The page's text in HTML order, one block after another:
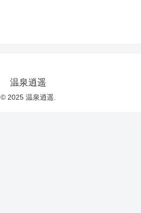
温泉逍遥
© 2025 温泉逍遥.